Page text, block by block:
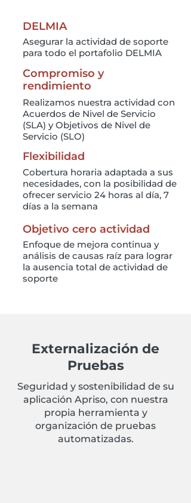
DELMIA
Asegurar la actividad de soporte
para todo el portafolio DELMIA
Compromiso y
rendimiento
Realizamos nuestra actividad con
Acuerdos de Nivel de Servicio
(SLA) y Objetivos de Nivel de
Servicio (SLO)
Flexibilidad
Cobertura horaria adaptada a sus
necesidades, con la posibilidad de
ofrecer servicio 24 horas al día, 7
días a la semana
Objetivo cero actividad
Enfoque de mejora continua y
análisis de causas raíz para lograr
la ausencia total de actividad de
soporte
Externalización de
Pruebas
Seguridad y sostenibilidad de su
aplicación Apriso, con nuestra
propia herramienta y
organización de pruebas
automatizadas.